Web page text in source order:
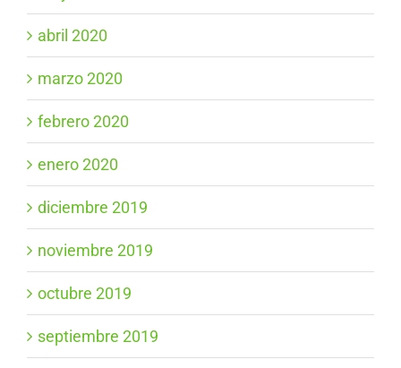
abril 2020
marzo 2020
febrero 2020
enero 2020
diciembre 2019
noviembre 2019
octubre 2019
septiembre 2019